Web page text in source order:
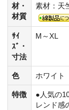
材・
材質
素材：天
ｻｲ
ｽﾞ・
寸法
M～XL
色 ホワイト
特徴
●人気の
レンド感